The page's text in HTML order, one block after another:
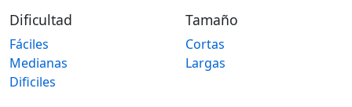
Dificultad
Fáciles
Medianas
Dificiles
Tamaño
Cortas
Largas